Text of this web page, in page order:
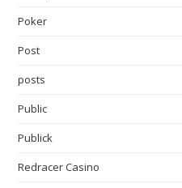
Poker
Post
posts
Public
Publick
Redracer Casino